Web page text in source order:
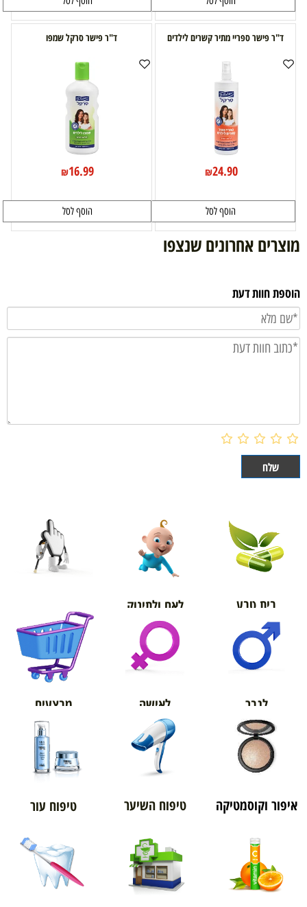
ד"ר פישר ספריי מתיר קשרים לילדים
₪24.90
הוסף לסל
ד"ר פישר סרקל שמפו
₪16.99
הוסף לסל
מוצרים אחרונים שנצפו
הוספת חוות דעת
בית טבע לאם ולתינוק
אורטופדיה
לגבר לאישה מבצעים
איפור וקוסמטיקה טיפוח השיער טיפוח עור